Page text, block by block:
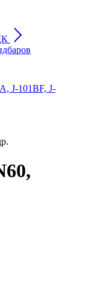
J-101BF, J-